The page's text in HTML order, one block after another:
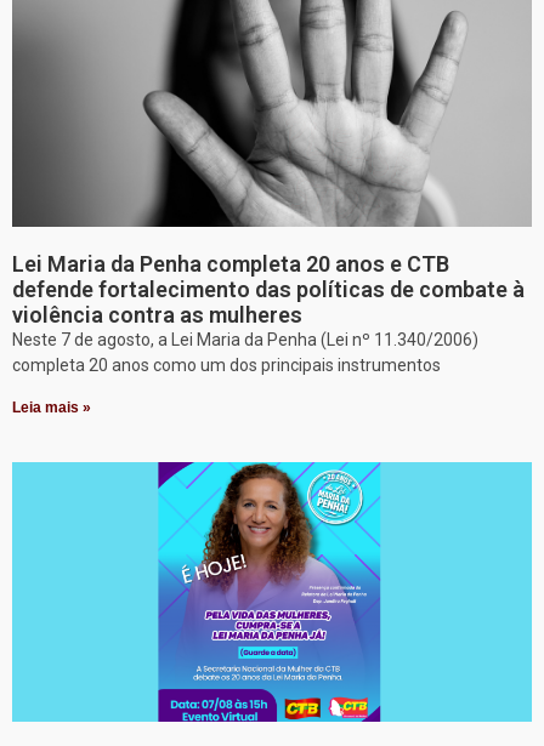
Lei Maria da Penha completa 20 anos e CTB
defende fortalecimento das políticas de combate à
violência contra as mulheres
Neste 7 de agosto, a Lei Maria da Penha (Lei nº 11.340/2006)
completa 20 anos como um dos principais instrumentos
Leia mais »